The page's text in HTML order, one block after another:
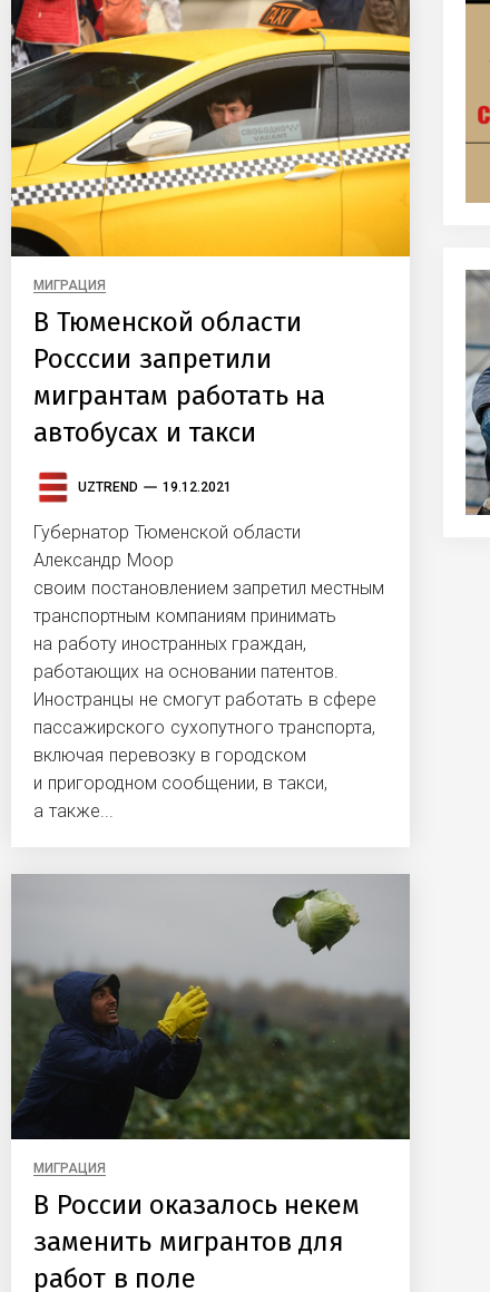
МИГРАЦИЯ
В Тюменской области
Росссии запретили
мигрантам работать на
автобусах и такси
UZTREND 19.12.2021
Губернатор Тюменской области
Александр Моор
своим постановлением запретил местным
транспортным компаниям принимать
на работу иностранных граждан,
работающих на основании патентов.
Иностранцы не смогут работать в сфере
пассажирского сухопутного транспорта,
включая перевозку в городском
и пригородном сообщении, в такси,
а также...
МИГРАЦИЯ
В России оказалось некем
заменить мигрантов для
работ в поле